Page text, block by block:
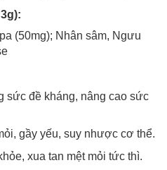
(50mg); Nhân sâm, Ngưu
sức đề kháng, nâng cao sức
gầy yếu, suy nhược cơ thể.
xua tan mệt mỏi tức thì.